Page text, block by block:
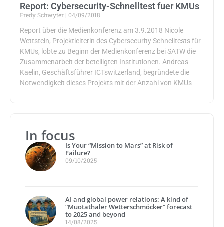
Report: Cybersecurity-Schnelltest fuer KMUs
Fredy Schwyter 04/09/2018
Report über die Medienkonferenz am 3.9.2018 Nicole
Wettstein, Projektleiterin des Cybersecurity Schnelltests für
KMUs, lobte zu Beginn der Medienkonferenz bei SATW die
Zusammenarbeit der beteiligten Institutionen. Andreas
Kaelin, Geschäftsführer ICTswitzerland, begründete die
Notwendigkeit dieses Projekts mit der Anzahl von KMUs
In focus
Is Your “Mission to Mars” at Risk of
Failure?
09/10/2025
AI and global power relations: A kind of
“Muotathaler Wetterschmöcker” forecast
to 2025 and beyond
14/08/2025